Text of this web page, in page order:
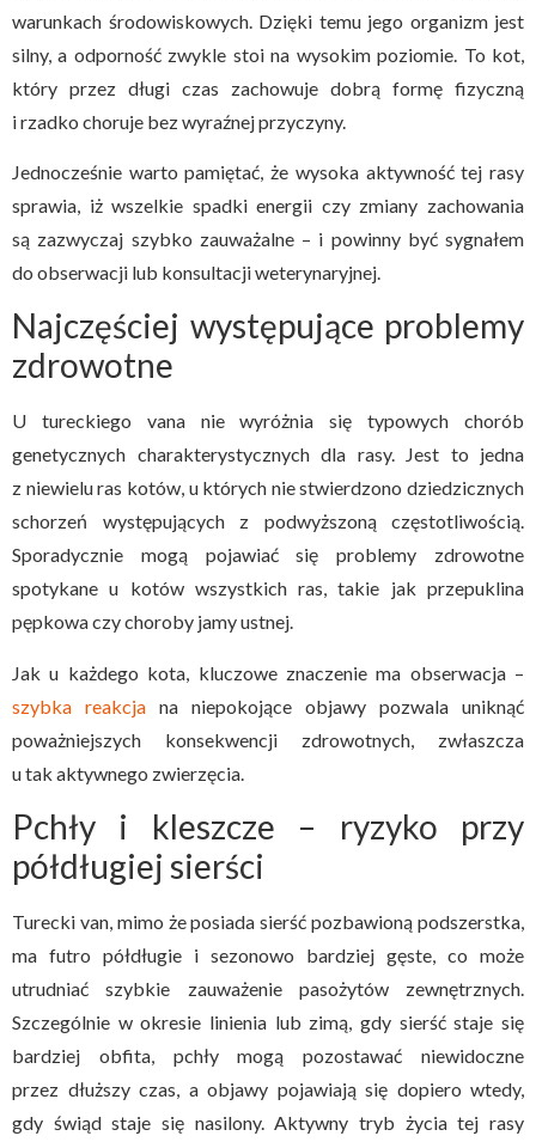
warunkach środowiskowych. Dzięki temu jego organizm jest
silny, a odporność zwykle stoi na wysokim poziomie. To kot,
który przez długi czas zachowuje dobrą formę fizyczną
i rzadko choruje bez wyraźnej przyczyny.
Jednocześnie warto pamiętać, że wysoka aktywność tej rasy
sprawia, iż wszelkie spadki energii czy zmiany zachowania
są zazwyczaj szybko zauważalne – i powinny być sygnałem
do obserwacji lub konsultacji weterynaryjnej.
Najczęściej występujące problemy
zdrowotne
U tureckiego vana nie wyróżnia się typowych chorób
genetycznych charakterystycznych dla rasy. Jest to jedna
z niewielu ras kotów, u których nie stwierdzono dziedzicznych
schorzeń występujących z podwyższoną częstotliwością.
Sporadycznie mogą pojawiać się problemy zdrowotne
spotykane u kotów wszystkich ras, takie jak przepuklina
pępkowa czy choroby jamy ustnej.
Jak u każdego kota, kluczowe znaczenie ma obserwacja –
szybka reakcja na niepokojące objawy pozwala uniknąć
poważniejszych konsekwencji zdrowotnych, zwłaszcza
u tak aktywnego zwierzęcia.
Pchły i kleszcze – ryzyko przy
półdługiej sierści
Turecki van, mimo że posiada sierść pozbawioną podszerstka,
ma futro półdługie i sezonowo bardziej gęste, co może
utrudniać szybkie zauważenie pasożytów zewnętrznych.
Szczególnie w okresie linienia lub zimą, gdy sierść staje się
bardziej obfita, pchły mogą pozostawać niewidoczne
przez dłuższy czas, a objawy pojawiają się dopiero wtedy,
gdy świąd staje się nasilony. Aktywny tryb życia tej rasy